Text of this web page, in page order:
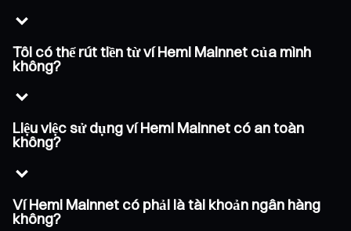
Tôi có thể rút tiền từ ví Hemi Mainnet của mình
không?
Liệu việc sử dụng ví Hemi Mainnet có an toàn
không?
Ví Hemi Mainnet có phải là tài khoản ngân hàng
không?